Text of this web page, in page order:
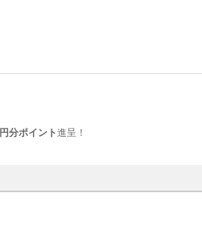
分ポイント進呈！